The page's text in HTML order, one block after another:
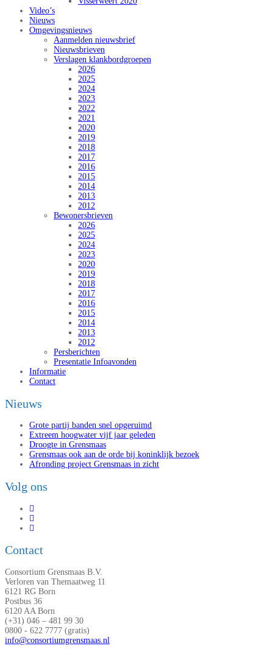
Video’s
Nieuws
Omgevingsnieuws
Aanmelden nieuwsbrief
Nieuwsbrieven
Verslagen klankbordgroepen
2026
2025
2024
2023
2022
2021
2020
2019
2018
2017
2016
2015
2014
2013
2012
Bewonersbrieven
2026
2025
2024
2023
2020
2019
2018
2017
2016
2015
2014
2013
2012
Persberichten
Presentatie Infoavonden
Informatie
Contact
Nieuws
Grote partij banden snel opgeruimd
Extreem hoogwater vijf jaar geleden
Droogte in Grensmaas
Grensmaas ook aan de orde bij koninklijk bezoek
Afronding project Grensmaas in zicht
Volg ons
Contact
Consortium Grensmaas B.V.
Verloren van Themaatweg 11
6121 RG Born
Postbus 36
6120 AA Born
(+31) 046 – 481 99 30
0800 - 622 7777 (gratis)
info@consortiumgrensmaas.nl